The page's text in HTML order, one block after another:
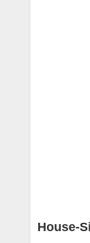
House-